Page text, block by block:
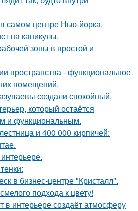
самом центре Нью-йорка.
на каникулы.
зоны в простой и
пространства - функциональное
помещений.
создали спокойный,
который остаётся
и функциональным.
и 400 000 кирпичей:
в бизнес-центре "Кристалл".
подхода к цвету!
в интерьере создаёт атмосферу